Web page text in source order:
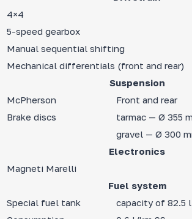
4×4
5-speed gearbox
Manual sequential shifting
Mechanical differentials (front and rear)
Suspension
McPherson
Front and rear
Brake discs
tarmac — Ø 355
gravel — Ø 300
Electronics
Magneti Marelli
Fuel system
Special fuel tank
capacity of 82.5 l